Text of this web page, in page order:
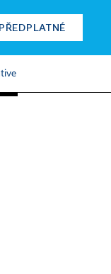
PŘEDPLATNÉ